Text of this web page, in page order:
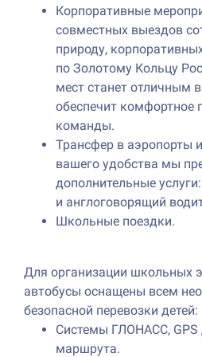
Корпоративные
совместных выездов
природу,
по Золотому Кольцу
мест станет отличным
обеспечит комфортное
команды.
Трансфер в аэропорты
вашего удобства мы
дополнительные
и англоговорящий
Школьные поездки.
Для организации школьных
автобусы оснащены всем
безопасной перевозки детей:
Системы ГЛОНАСС, GPS
маршрута.